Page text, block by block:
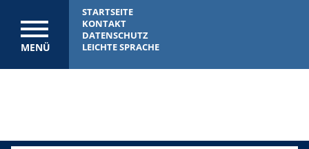
MENÜ
STARTSEITE
KONTAKT
DATENSCHUTZ
LEICHTE SPRACHE